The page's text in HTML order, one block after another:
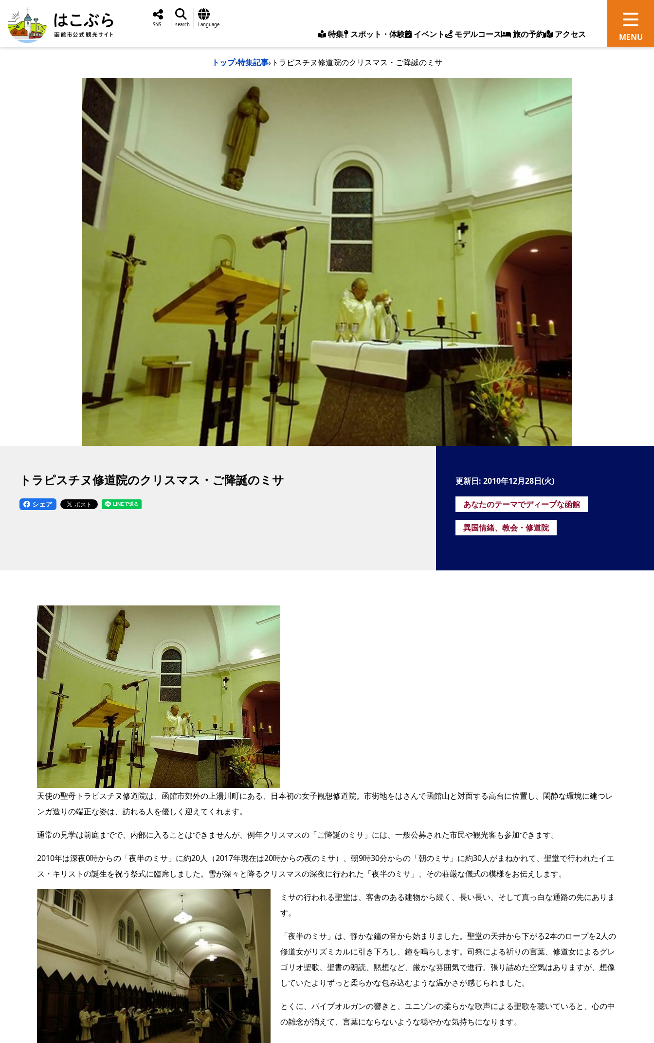
特集 スポット・体験 イベント モデルコース 旅の予約 アクセス
SNS search Language
トップ›特集記事› トラピスチヌ修道院のクリスマス・ご降誕のミサ
トラピスチヌ修道院のクリスマス・ご降誕のミサ
シェア
更新日: 2010年12月28日(火)
あなたのテーマでディープな函館
異国情緒、教会・修道院
天使の聖母トラピスチヌ修道院は、函館市郊外の上湯川町にある、日本初の女子観想修道院。市街地をはさんで函館山と対面する高台に位置し、閑静な環境に建つレ
ンガ造りの端正な姿は、訪れる人を優しく迎えてくれます。
通常の見学は前庭までで、内部に入ることはできませんが、例年クリスマスの「ご降誕のミサ」には、一般公募された市民や観光客も参加できます。
2010年は深夜0時からの「夜半のミサ」に約20人（2017年現在は20時からの夜のミサ）、朝9時30分からの「朝のミサ」に約30人がまねかれて、聖堂で行われたイエ
ス・キリストの誕生を祝う祭式に臨席しました。雪が深々と降るクリスマスの深夜に行われた「夜半のミサ」、その荘厳な儀式の模様をお伝えします。
ミサの行われる聖堂は、客舎のある建物から続く、長い長い、そして真っ白な通路の先にありま
す。
「夜半のミサ」は、静かな鐘の音から始まりました。聖堂の天井から下がる2本のロープを2人の
修道女がリズミカルに引き下ろし、鐘を鳴らします。 司祭による祈りの言葉、修道女によるグレ
ゴリオ聖歌、聖書の朗読、黙想など、厳かな雰囲気で進行。張り詰めた空気はありますが、想像
していたよりずっと柔らかな包み込むような温かさが感じられました。
とくに、パイプオルガンの響きと、ユニゾンの柔らかな歌声による聖歌を聴いていると、心の中
の雑念が消えて、言葉にならないような穏やかな気持ちになります。